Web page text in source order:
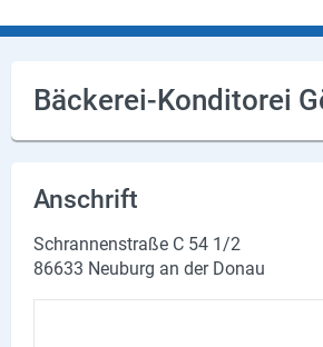
Bäckerei-Konditorei
Anschrift
Schrannenstraße C 54 1/2
86633 Neuburg an der Donau
Dienstleistung
Gesundheit
Stellenanzeigen
Online Shops
Lieferdienste